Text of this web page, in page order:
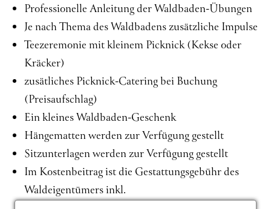
Professionelle Anleitung der Waldbaden-Übungen
Je nach Thema des Waldbadens zusätzliche Impulse
Teezeremonie mit kleinem Picknick (Kekse oder
Kräcker)
zusätliches Picknick-Catering bei Buchung
(Preisaufschlag)
Ein kleines Waldbaden-Geschenk
Hängematten werden zur Verfügung gestellt
Sitzunterlagen werden zur Verfügung gestellt
Im Kostenbeitrag ist die Gestattungsgebühr des
Waldeigentümers inkl.